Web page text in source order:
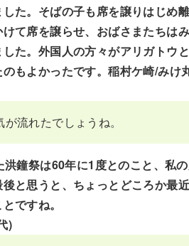
た。そばの子も席を譲りはじめ
て席を譲らせ、おばさまたちは
た。外国人の方々がアリガトウ
もよかったです。稲村ケ崎/みけ
流れたでしょうね。
洪鐘祭は60年に1度とのこと、私
と思うと、ちょっとどころか最
ですね。
)